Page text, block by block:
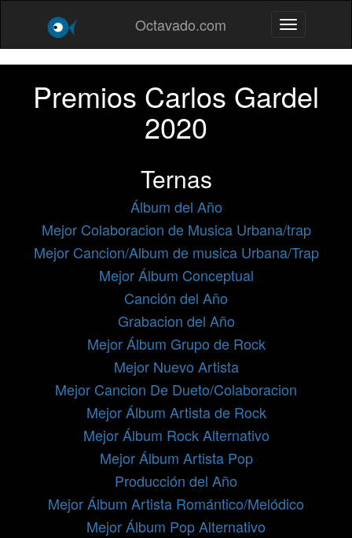
Octavado.com Toggle
Premios Carlos Gardel
2020
Ternas
Álbum del Año
Mejor Colaboracion de Musica Urbana/trap
Mejor Cancion/Album de musica Urbana/Trap
Mejor Álbum Conceptual
Canción del Año
Grabacion del Año
Mejor Álbum Grupo de Rock
Mejor Nuevo Artista
Mejor Cancion De Dueto/Colaboracion
Mejor Álbum Artista de Rock
Mejor Álbum Rock Alternativo
Mejor Álbum Artista Pop
Producción del Año
Mejor Álbum Artista Romántico/Melódico
Mejor Álbum Pop Alternativo